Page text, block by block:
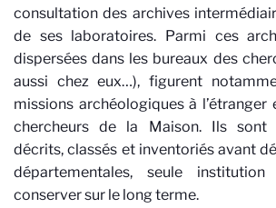
consultation des archives
de ses laboratoires. Parmi ces
dispersées dans les bureaux des
aussi chez eux…), figurent
missions archéologiques à l’étranger
chercheurs de la Maison. Ils sont
décrits, classés et inventoriés avant
départementales, seule
conserver sur le long terme.